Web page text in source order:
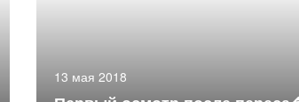
13 мая 2018